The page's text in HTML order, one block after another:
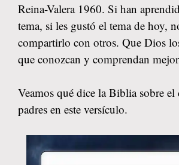
Reina-Valera 1960. Si han
tema, si les gustó el tema de hoy,
compartirlo con otros. Que Dios
que conozcan y comprendan
Veamos qué dice la Biblia sobre
padres en este versículo.